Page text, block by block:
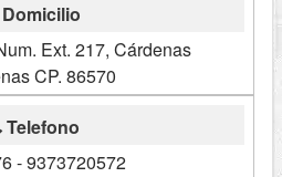
Domicilio
Ext. 217, Cárdenas
CP. 86570
Telefono
- 9373720572